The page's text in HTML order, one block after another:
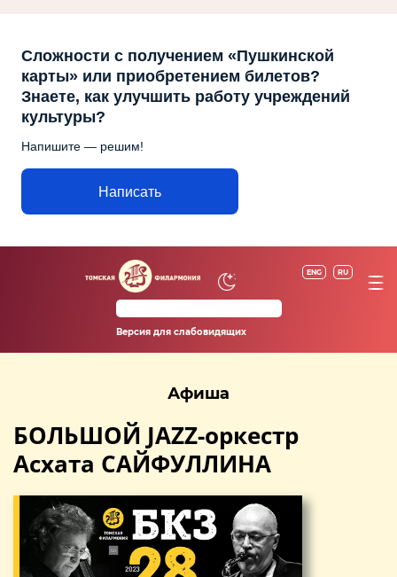
Сложности с получением «Пушкинской
карты» или приобретением билетов?
Знаете, как улучшить работу учреждений
культуры?
Напишите — решим!
Написать
ENG RU
Версия для слабовидящих
Афиша
БОЛЬШОЙ JAZZ-оркестр
Асхата САЙФУЛЛИНА